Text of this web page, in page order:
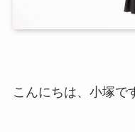
こんにちは、小塚で